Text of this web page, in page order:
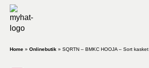
Home » Onlinebutik » SQRTN – BMKC HOOJA – Sort kasket